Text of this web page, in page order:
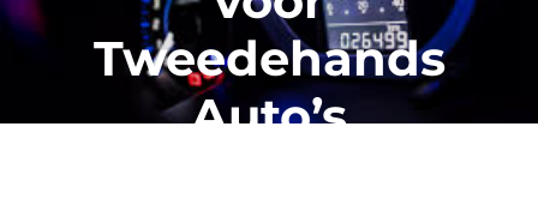
Tweedehands
Auto’s